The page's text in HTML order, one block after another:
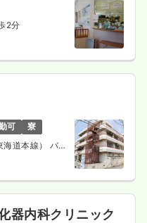
詳細を見る
一般病院
2分
可
寮
道本線） バス
器内科クリニック